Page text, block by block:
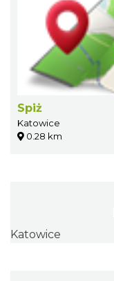
Spiż
Katowice
0.28 km
Katowice